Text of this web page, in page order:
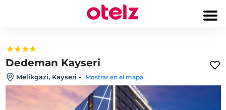
Dedeman Kayseri
Melikgazi, Kayseri - Mostrar en el mapa